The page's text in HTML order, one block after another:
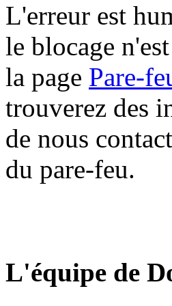
L'erreur est
le blocage
la page Pare-
trouverez des
de nous
du pare-feu.
L'équipe de